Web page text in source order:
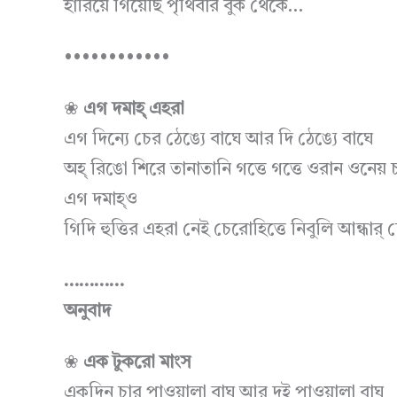
হারিয়ে গিয়েছি পৃথিবীর বুক থেকে…
••••••••••••
❀ এগ দমাহ্ এহরা
এগ দিন্যে চের ঠেঙ্যে বাঘে আর দি ঠেঙ্যে বাঘে
অহ্ রিঙো শিরে তানাতানি গত্তে গত্তে ওরান ওনেয়
এগ দমাহ্ও
গিদি হুত্তির এহরা নেই চেরোহিত্তে নিবুলি
…………
অনুবাদ
❀ এক টুকরো মাংস
একদিন চার পাওয়ালা বাঘ আর দুই পাওয়ালা বাঘ